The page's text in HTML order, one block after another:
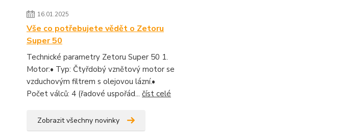
16.01.2025
Vše co potřebujete vědět o Zetoru
Super 50
Technické parametry Zetoru Super 50 1.
Motor:• Typ: Čtyřdobý vznětový motor se
vzduchovým filtrem s olejovou lázní.•
Počet válců: 4 (řadové uspořád... číst celé
Zobrazit všechny novinky